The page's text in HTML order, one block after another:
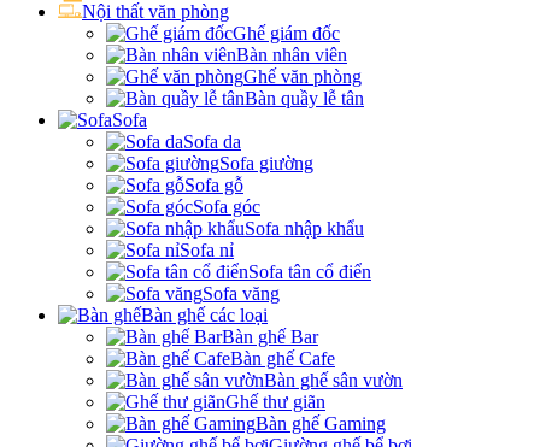
Nội thất văn phòng
Ghế giám đốc
Bàn nhân viên
Ghế văn phòng
Bàn quầy lễ tân
Sofa
Sofa da
Sofa giường
Sofa gỗ
Sofa góc
Sofa nhập khẩu
Sofa nỉ
Sofa tân cổ điển
Sofa văng
Bàn ghế các loại
Bàn ghế Bar
Bàn ghế Cafe
Bàn ghế sân vườn
Ghế thư giãn
Bàn ghế Gaming